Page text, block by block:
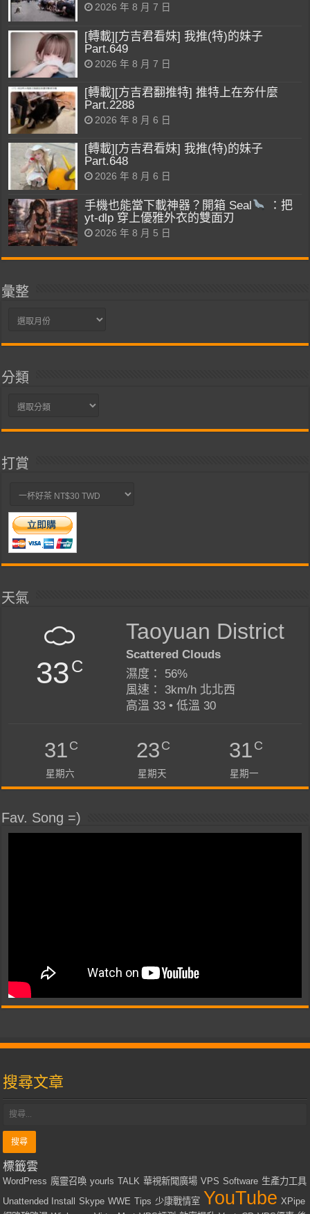
2026 年 8 月 7 日
[轉載][方吉君看妹] 我推(特)的妹子
Part.649
2026 年 8 月 7 日
[轉載][方吉君翻推特] 推特上在夯什麼
Part.2288
2026 年 8 月 6 日
[轉載][方吉君看妹] 我推(特)的妹子
Part.648
2026 年 8 月 6 日
手機也能當下載神器？開箱 Seal
：把
yt-dlp 穿上優雅外衣的雙面刃
2026 年 8 月 5 日
彙整
彙
分類
分
打賞
天氣
33C
Taoyuan District
Scattered Clouds
濕度： 56%
風速： 3km/h 北北西
高溫 33 • 低溫 30
31C
星期六
23C
星期天
31C
星期一
Fav. Song =)
搜尋文章
標籤雲
WordPress 魔靈召喚 yourls TALK 華視新聞廣場 VPS Software 生產力工具
Unattended Install Skype WWE Tips 少康戰情室 YouTube XPipe